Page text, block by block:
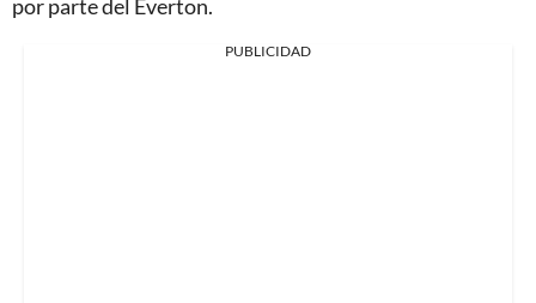
por parte del Everton.
PUBLICIDAD